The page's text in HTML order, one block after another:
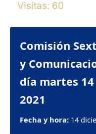
Visitas: 60
Comisión
y
día martes
2021
Fecha y hora: 14